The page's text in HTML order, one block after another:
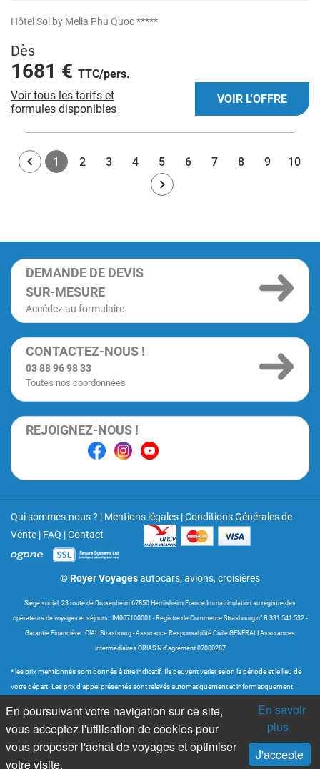
Hôtel Sol by Melia Phu Quoc *****
Dès
1681 € TTC/pers.
Voir tous les tarifs et
formules disponibles
VOIR L'OFFRE
1 2 3 4 5 6 7 8 9 10
DEMANDE DE DEVIS
SUR-MESURE
Accédez au formulaire
CONTACTEZ-NOUS !
03 88 96 98 33
Toutes nos coordonnées
REJOIGNEZ-NOUS !
Qui sommes-nous ? | Mentions légales |Conditions Générales de
Vente | FAQ |Contact
© Royer Voyagesautocars, avions, croisières
Siège social, 23 route de Drusenheim 67850 Herrlisheim France Immatriculation au registre des
opérateurs de voyages et séjours : IM067100001 - Registre de Commerce Strasbourg n° B 331 541 532 -
Garantie Financière : CIAL Strasbourg - Assurance Responsabilité Civile GENERALI Assurances
intermédiaires ORIAS N d'agrément 07000287
* les prix mentionnés sont donnés à titre indicatif. Ils peuvent varier selon la période et le lieu de
votre départ. Les prix d'appel présentés sont relevés automatiquement et informatiquement
sont soumis aux disponibilités fournies dans les catalogues sus-visés et très souvent selon les
compagnies aériennes proposées. Les prix d'appel sont mis à jour en temps réel dans le tunnel
de devis et réservations.
En poursuivant votre navigation sur ce site,
vous acceptez l'utilisation de cookies pour
vous proposer l'achat de voyages et optimiser
votre visite.
En savoir
plus
J'accepte